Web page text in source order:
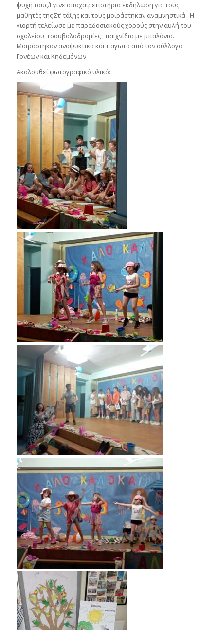
ψυχή τους.Έγινε αποχαιρετιστήρια εκδήλωση για τους
μαθητές της Στ’ τάξης και τους μοιράστηκαν αναμνηστικά. Η
γιορτή τελείωσε με παραδοσιακούς χορούς στην αυλή του
σχολείου, τσουβαλοδρομίες , παιχνίδια με μπαλόνια.
Μοιράστηκαν αναψυκτικά και παγωτά από τον σύλλογο
Γονέων και Κηδεμόνων.
Ακολουθεί φωτογραφικό υλικό: